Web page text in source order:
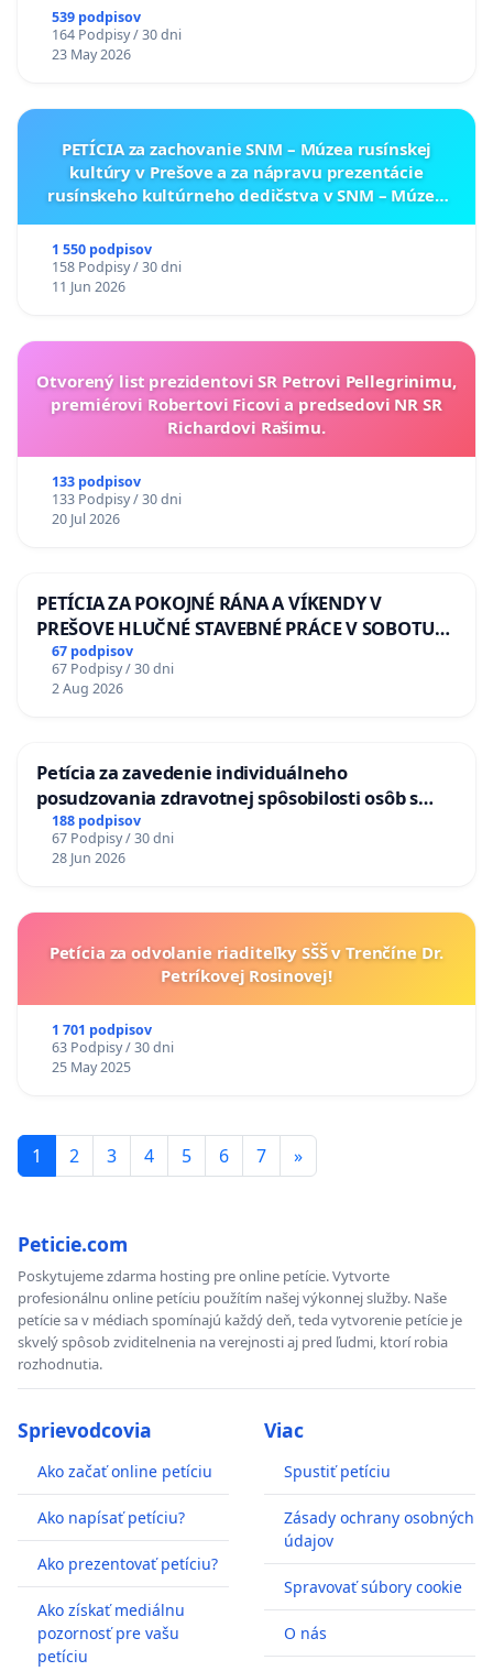
539 podpisov
164 Podpisy / 30 dni
23 May 2026
PETÍCIA za zachovanie SNM – Múzea rusínskej
kultúry v Prešove a za nápravu prezentácie
rusínskeho kultúrneho dedičstva v SNM – Múzeu
1 550 podpisov
158 Podpisy / 30 dni
11 Jun 2026
Otvorený list prezidentovi SR Petrovi Pellegrinimu,
premiérovi Robertovi Ficovi a predsedovi NR SR
Richardovi Rašimu.
133 podpisov
133 Podpisy / 30 dni
20 Jul 2026
PETÍCIA ZA POKOJNÉ RÁNA A VÍKENDY V
PREŠOVE HLUČNÉ STAVEBNÉ PRÁCE V SOBOTU
LEN OD 9.00 DO 13.00 HOD., CEZ PRACOVNÝ
TÝŽDEŇ CIEĽ 8.00 – 18.00 HOD. A PRAVIDELNÁ
KONTROLA STAVBY C-AREA NA
67 podpisov
67 Podpisy / 30 dni
2 Aug 2026
Petícia za zavedenie individuálneho
posudzovania zdravotnej spôsobilosti osôb s
diabetom 1. a 2. typu pri prijímaní do
Policajného zboru SR
188 podpisov
67 Podpisy / 30 dni
28 Jun 2026
Petícia za odvolanie riaditeľky SŠŠ v Trenčíne Dr.
Petríkovej Rosinovej!
1 701 podpisov
63 Podpisy / 30 dni
25 May 2025
1 2 3 4 5 6 7 »
Peticie.com
Poskytujeme zdarma hosting pre online petície. Vytvorte
profesionálnu online petíciu použítím našej výkonnej služby. Naše
petície sa v médiach spomínajú každý deň, teda vytvorenie petície je
skvelý spôsob zviditelnenia na verejnosti aj pred ľudmi, ktorí robia
rozhodnutia.
Sprievodcovia
Ako začať online petíciu
Ako napísať petíciu?
Ako prezentovať petíciu?
Ako získať mediálnu
pozornosť pre vašu
petíciu
Viac
Spustiť petíciu
Zásady ochrany osobných
údajov
Spravovať súbory cookie
O nás